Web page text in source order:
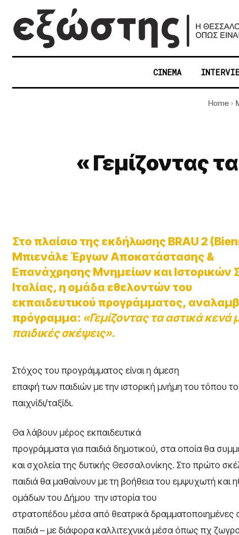
CINEMA
Home
« Γεμίζοντας
Στο πλαίσιο της εκδήλωσης BRAU 2
Μπιενάλε Έργων Αποκατάστασης &
Επανάχρησης Μνημείων και Ιστορικών
Ιταλίας, η ομάδα εθελοντών του
εκπαιδευτικού προγράμματος,
πρόγραμμα: «Γεμίζοντας τα αστικά κενά
παιδικές σκέψεις».
Στόχος του προγράμματος είναι η άμεση
επαφή των παιδιών με την ιστορική μνήμη του τόπου
παιχνίδι/ταξίδι.
Θα λάβουν μέρος εκπαιδευτικά
προγράμματα για παιδιά δημοτικού, στα οποία θα
και σχολεία της δυτικής Θεσσαλονίκης. Στο πρώτο
παιδιά θα μαθαίνουν με τη βοήθεια του εμψυχωτή και
ομάδων του Δήμου την ιστορία του
στρατοπέδου μέσα από θεατρικά δραμματοποιημένες
παιδιά – με διάφορα καλλιτεχνικά μέσα όπως πχ